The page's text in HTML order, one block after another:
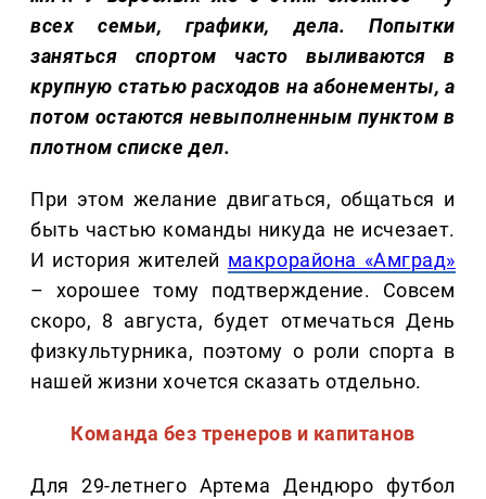
всех семьи, графики, дела. Попытки
заняться спортом часто выливаются в
крупную статью расходов на абонементы, а
потом остаются невыполненным пунктом в
плотном списке дел.
При этом желание двигаться, общаться и
быть частью команды никуда не исчезает.
И история жителей макрорайона «Амград»
– хорошее тому подтверждение. Совсем
скоро, 8 августа, будет отмечаться День
физкультурника, поэтому о роли спорта в
нашей жизни хочется сказать отдельно.
Команда без тренеров и капитанов
Для 29-летнего Артема Дендюро футбол